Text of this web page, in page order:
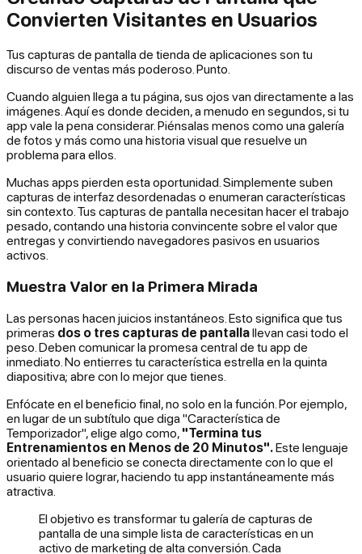
Convierten Visitantes en Usuarios
Tus capturas de pantalla de tienda de aplicaciones son tu
discurso de ventas más poderoso. Punto.
Cuando alguien llega a tu página, sus ojos van directamente a las
imágenes. Aquí es donde deciden, a menudo en segundos, si tu
app vale la pena considerar. Piénsalas menos como una galería
de fotos y más como una historia visual que resuelve un
problema para ellos.
Muchas apps pierden esta oportunidad. Simplemente suben
capturas de interfaz desordenadas o enumeran características
sin contexto. Tus capturas de pantalla necesitan hacer el trabajo
pesado, contando una historia convincente sobre el valor que
entregas y convirtiendo navegadores pasivos en usuarios
activos.
Muestra Valor en la Primera Mirada
Las personas hacen juicios instantáneos. Esto significa que tus
primeras dos o tres capturas de pantallallevan casi todo el
peso. Deben comunicar la promesa central de tu app de
inmediato. No entierres tu característica estrella en la quinta
diapositiva; abre con lo mejor que tienes.
Enfócate en el beneficio final, no solo en la función. Por ejemplo,
en lugar de un subtítulo que diga "Característica de
Temporizador", elige algo como, "Termina tus
Entrenamientos en Menos de 20 Minutos".Este lenguaje
orientado al beneficio se conecta directamente con lo que el
usuario quiere lograr, haciendo tu app instantáneamente más
atractiva.
El objetivo es transformar tu galería de capturas de
pantalla de una simple lista de características en un
activo de marketing de alta conversión. Cada